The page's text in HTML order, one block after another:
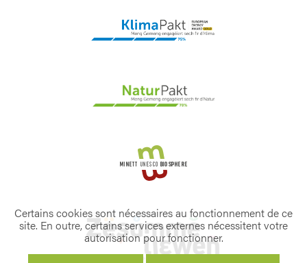
Certains cookies sont nécessaires au fonctionnement de ce
site. En outre, certains services externes nécessitent votre
autorisation pour fonctionner.